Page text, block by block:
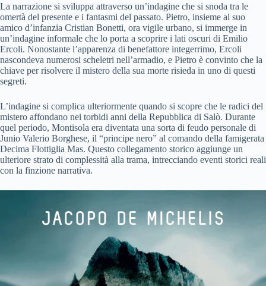
La narrazione si sviluppa attraverso un’indagine che si snoda tra le
omertà del presente e i fantasmi del passato. Pietro, insieme al suo
amico d’infanzia Cristian Bonetti, ora vigile urbano, si immerge in
un’indagine informale che lo porta a scoprire i lati oscuri di Emilio
Ercoli. Nonostante l’apparenza di benefattore integerrimo, Ercoli
nascondeva numerosi scheletri nell’armadio, e Pietro è convinto che la
chiave per risolvere il mistero della sua morte risieda in uno di questi
segreti.
L’indagine si complica ulteriormente quando si scopre che le radici del
mistero affondano nei torbidi anni della Repubblica di Salò. Durante
quel periodo, Montisola era diventata una sorta di feudo personale di
Junio Valerio Borghese, il “principe nero” al comando della famigerata
Decima Flottiglia Mas. Questo collegamento storico aggiunge un
ulteriore strato di complessità alla trama, intrecciando eventi storici reali
con la finzione narrativa.